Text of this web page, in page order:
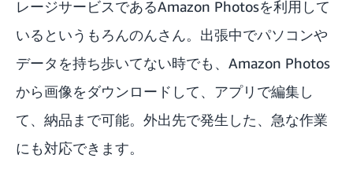
レージサービスであるAmazon Photosを利用して
いるというもろんのんさん。出張中でパソコンや
データを持ち歩いてない時でも、Amazon Photos
から画像をダウンロードして、アプリで編集し
て、納品まで可能。外出先で発生した、急な作業
にも対応できます。